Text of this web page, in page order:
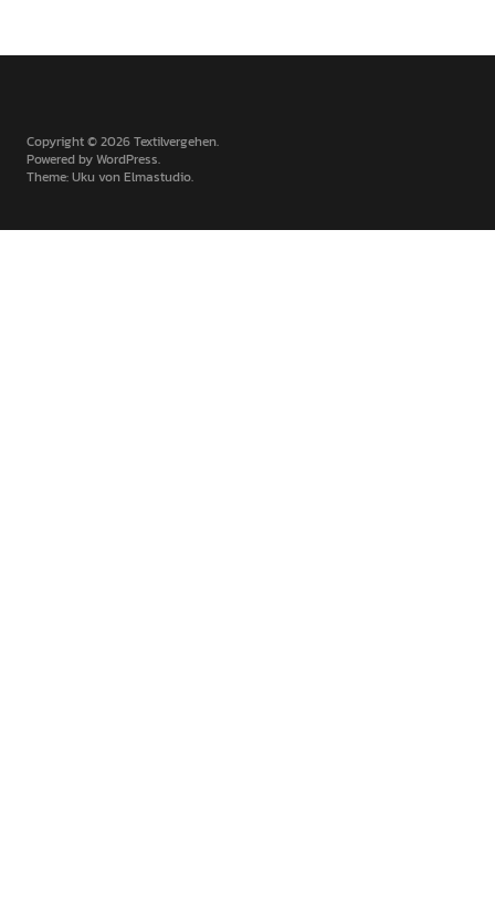
Copyright © 2026 Textilvergehen
Powered byWordPress
Theme: Uku vonElmastudio